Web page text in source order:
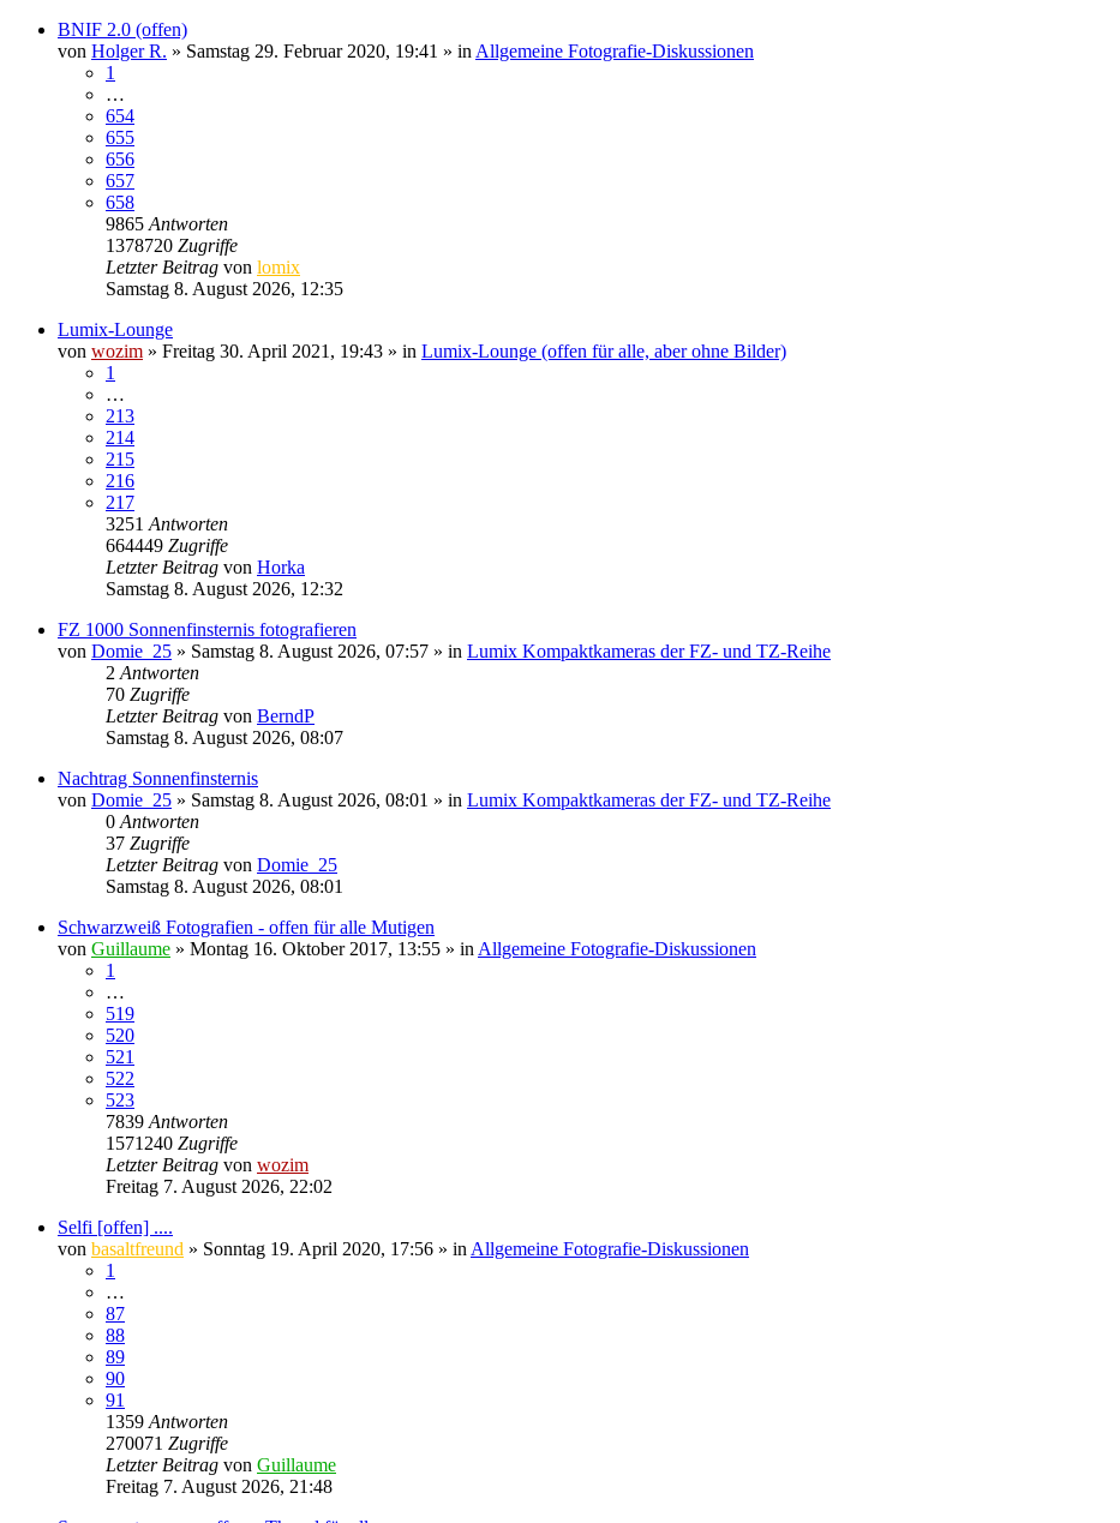
BNIF 2.0 (offen)
von Holger R. » Samstag 29. Februar 2020, 19:41 » in Allgemeine Fotografie-Diskussionen
1
…
654
655
656
657
658
9865 Antworten
1378720 Zugriffe
Letzter Beitrag von lomix
Samstag 8. August 2026, 12:35
Lumix-Lounge
von wozim » Freitag 30. April 2021, 19:43 » in Lumix-Lounge (offen für alle, aber ohne Bilder)
1
…
213
214
215
216
217
3251 Antworten
664449 Zugriffe
Letzter Beitrag von Horka
Samstag 8. August 2026, 12:32
FZ 1000 Sonnenfinsternis fotografieren
von Domie_25 » Samstag 8. August 2026, 07:57 » in Lumix Kompaktkameras der FZ- und TZ-Reihe
2 Antworten
70 Zugriffe
Letzter Beitrag von BerndP
Samstag 8. August 2026, 08:07
Nachtrag Sonnenfinsternis
von Domie_25 » Samstag 8. August 2026, 08:01 » in Lumix Kompaktkameras der FZ- und TZ-Reihe
0 Antworten
37 Zugriffe
Letzter Beitrag von Domie_25
Samstag 8. August 2026, 08:01
Schwarzweiß Fotografien - offen für alle Mutigen
von Guillaume » Montag 16. Oktober 2017, 13:55 » in Allgemeine Fotografie-Diskussionen
1
…
519
520
521
522
523
7839 Antworten
1571240 Zugriffe
Letzter Beitrag von wozim
Freitag 7. August 2026, 22:02
Selfi [offen] ....
von basaltfreund » Sonntag 19. April 2020, 17:56 » in Allgemeine Fotografie-Diskussionen
1
…
87
88
89
90
91
1359 Antworten
270071 Zugriffe
Letzter Beitrag von Guillaume
Freitag 7. August 2026, 21:48